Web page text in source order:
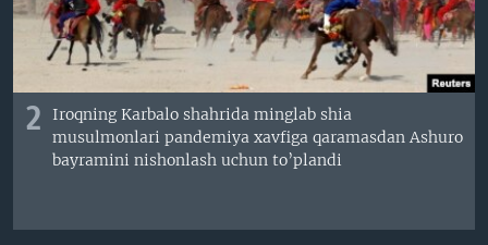
2
Iroqning Karbalo shahrida minglab shia
musulmonlari pandemiya xavfiga qaramasdan Ashuro
bayramini nishonlash uchun to’plandi